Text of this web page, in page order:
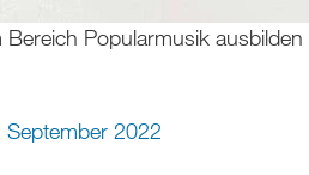
Popularmusik
September 2022